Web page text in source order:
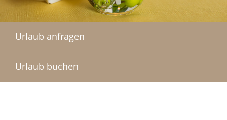
Urlaub anfragen
Urlaub buchen